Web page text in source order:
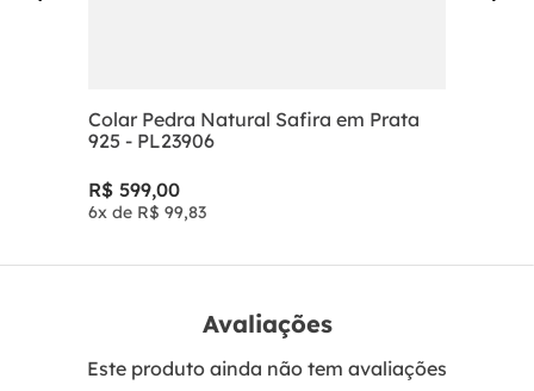
Colar Pedra Natural Safira em Prata
925 - PL23906
R$ 599,00
6x de R$ 99,83
Avaliações
Este produto ainda não tem avaliações